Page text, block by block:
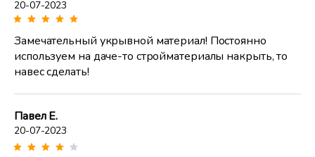
20-07-2023
Замечательный укрывной материал! Постоянно
используем на даче-то стройматериалы накрыть, то
навес сделать!
Павел Е.
20-07-2023